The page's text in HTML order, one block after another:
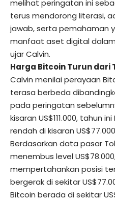
melihat peringatan ini
terus mendorong literasi,
jawab, serta pemahaman
manfaat aset digital
ujar Calvin.
Harga Bitcoin Turun dari
Calvin menilai perayaan
terasa berbeda
pada peringatan
kisaran US$111.000, tahun
rendah di kisaran
Berdasarkan data pasar
menembus level
mempertahankan posisi
bergerak di sekitar
Bitcoin berada di sekitar